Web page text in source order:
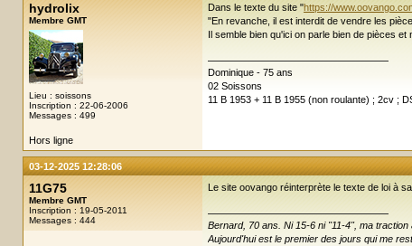
hydrolix
Membre GMT
Lieu : soissons
Inscription : 22-06-2006
Messages : 499
Dans le texte du site "https://
"En revanche, il est interdit de vendre les
Il semble bien qu'ici on parle bien de pièces et
Dominique - 75 ans
02 Soissons
11 B 1953 + 11 B 1955 (non roulante) ; 2cv ;
Hors ligne
03-12-2025 12:28:06
11G75
Membre GMT
Inscription : 19-05-2011
Messages : 444
Le site oovango réinterprète le texte de loi à
Bernard, 70 ans. Ni 15-6 ni "11-4", ma
Aujourd'hui est le premier des jours qui me